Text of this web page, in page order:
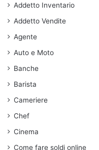
Addetto Inventario
Addetto Vendite
Agente
Auto e Moto
Banche
Barista
Cameriere
Chef
Cinema
Come fare soldi online